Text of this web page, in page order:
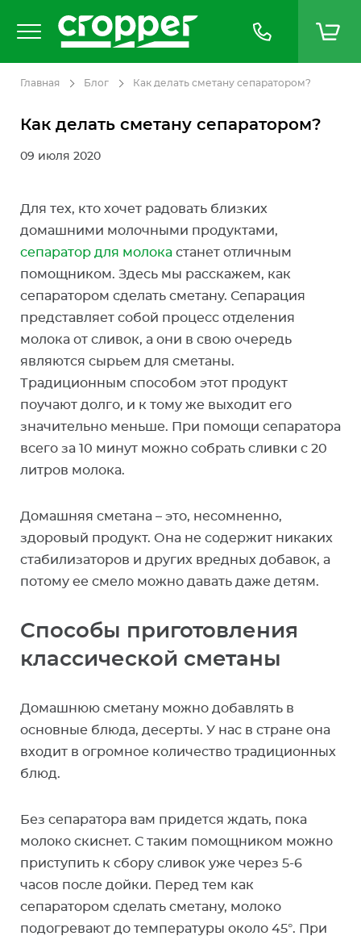
Главная Блог Как делать сметану сепаратором?
Как делать сметану сепаратором?
09 июля 2020
Для тех, кто хочет радовать близких
домашними молочными продуктами,
сепаратор для молока станет отличным
помощником. Здесь мы расскажем, как
сепаратором сделать сметану. Сепарация
представляет собой процесс отделения
молока от сливок, а они в свою очередь
являются сырьем для сметаны.
Традиционным способом этот продукт
поучают долго, и к тому же выходит его
значительно меньше. При помощи сепаратора
всего за 10 минут можно собрать сливки с 20
литров молока.
Домашняя сметана – это, несомненно,
здоровый продукт. Она не содержит никаких
стабилизаторов и других вредных добавок, а
потому ее смело можно давать даже детям.
Способы приготовления
классической сметаны
Домашнюю сметану можно добавлять в
основные блюда, десерты. У нас в стране она
входит в огромное количество традиционных
блюд.
Без сепаратора вам придется ждать, пока
молоко скиснет. С таким помощником можно
приступить к сбору сливок уже через 5-6
часов после дойки. Перед тем как
сепаратором сделать сметану, молоко
подогревают до температуры около 45°. При